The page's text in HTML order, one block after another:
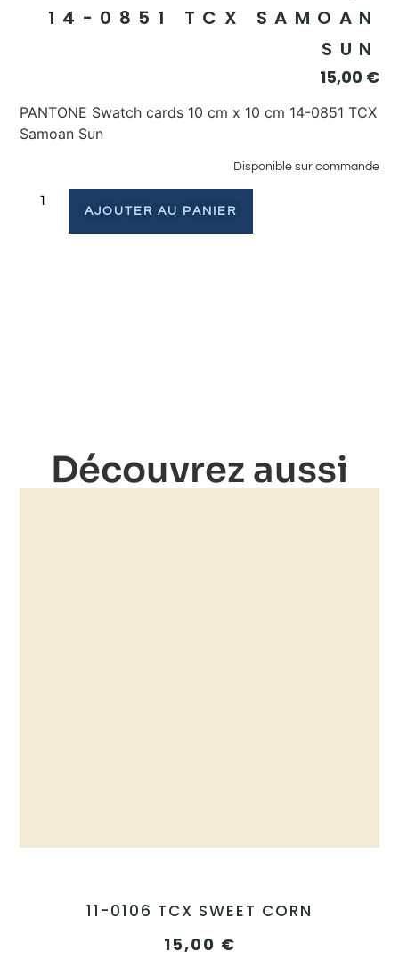
14-0851 TCX SAMOAN
SUN
15,00 €
PANTONE Swatch cards 10 cm x 10 cm 14-0851 TCX
Samoan Sun
Disponible sur commande
AJOUTER AU PANIER
Découvrez aussi
11-0106 TCX SWEET CORN
15,00 €